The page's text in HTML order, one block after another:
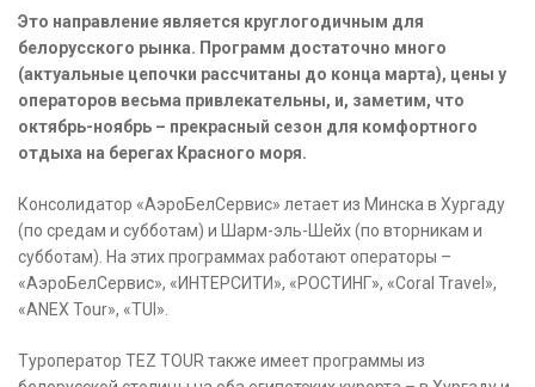
Это направление является круглогодичным для
белорусского рынка. Программ достаточно много
(актуальные цепочки рассчитаны до конца марта), цены у
операторов весьма привлекательны, и, заметим, что
октябрь-ноябрь – прекрасный сезон для комфортного
отдыха на берегах Красного моря.
Консолидатор «АэроБелСервис» летает из Минска в Хургаду
(по средам и субботам) и Шарм-эль-Шейх (по вторникам и
субботам). На этих программах работают операторы –
«АэроБелСервис», «ИНТЕРСИТИ», «РОСТИНГ», «Coral Travel»,
«ANEX Tour», «TUI».
Туроператор TEZ TOUR также имеет программы из